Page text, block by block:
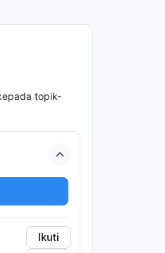
topik-
Ikuti